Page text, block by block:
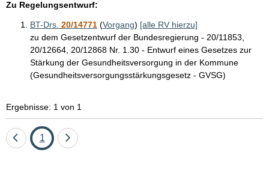
S
Zu Regelungsentwurf:
BT-Drs. 20/14771 (Vorgang) [alle RV hierzu]
zu dem Gesetzentwurf der Bundesregierung - 20/11853,
20/12664, 20/12868 Nr. 1.30 - Entwurf eines Gesetzes zur
Stärkung der Gesundheitsversorgung in der Kommune
(Gesundheitsversorgungsstärkungsgesetz - GVSG)
Ergebnisse: 1 von 1
EineSeite
1
Eine